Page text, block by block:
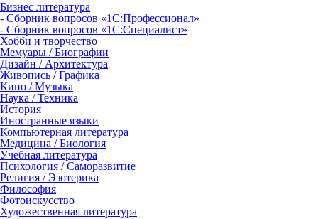
Бизнес литература
- Сборник вопросов «1С:Профессионал»
- Сборник вопросов «1С:Специалист»
Хобби и творчество
Мемуары / Биографии
Дизайн / Архитектура
Живопись / Графика
Кино / Музыка
Наука / Техника
История
Иностранные языки
Компьютерная литература
Медицина / Биология
Учебная литература
Психология / Саморазвитие
Религия / Эзотерика
Философия
Фотоискусство
Художественная литература